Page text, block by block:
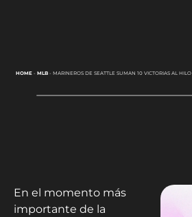
HOME- MLB- MARINEROS DE SEATTLE SUMAN 10 VICTORIAS AL
En el momento más
importante de la